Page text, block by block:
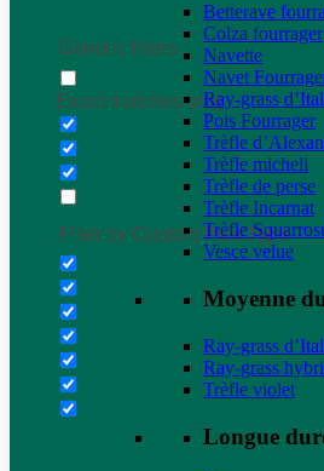
Generic filters
Exact matches only
Filter by Custom Post Type
Betterave
Colza fourrager
Navette
Navet
Ray-grass
Pois Fourrager
Trèfle
Trèfle micheli
Trèfle de perse
Trèfle Incarnat
Trèfle
Vesce velue
Moyenne
Ray-grass
Ray-grass
Trèfle violet
Longue